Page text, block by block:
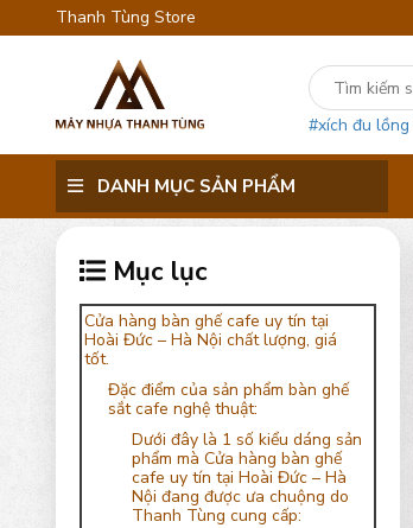
Thanh Tùng Store
#xích đu lồng
DANH MỤC SẢN PHẨM
Mục lục
Cửa hàng bàn ghế cafe uy tín tại
Hoài Đức – Hà Nội chất lượng, giá
tốt.
Đặc điểm của sản phẩm bàn ghế
sắt cafe nghệ thuật:
Dưới đây là 1 số kiểu dáng sản
phẩm mà Cửa hàng bàn ghế
cafe uy tín tại Hoài Đức – Hà
Nội đang được ưa chuộng do
Thanh Tùng cung cấp: